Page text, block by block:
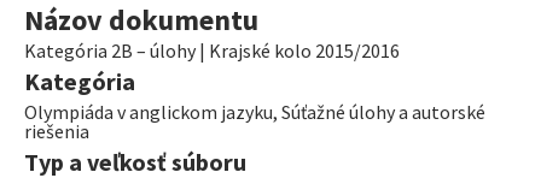
Názov dokumentu
Kategória 2B – úlohy | Krajské kolo 2015/2016
Kategória
Olympiáda v anglickom jazyku, Súťažné úlohy a autorské
riešenia
Typ a veľkosť súboru